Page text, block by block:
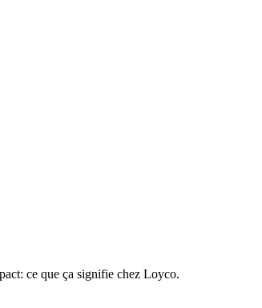
ce que ça signifie chez Loyco.